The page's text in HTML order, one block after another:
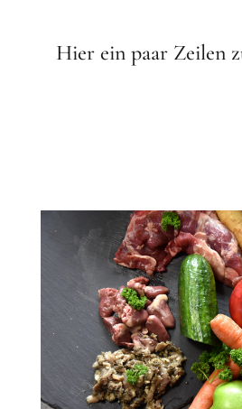
Hier ein paar Zeilen